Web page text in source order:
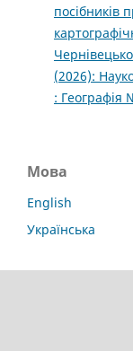
посібників
(2026):
: Географія
Мова
English
Українська